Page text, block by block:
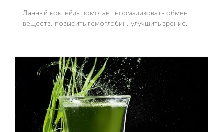
Данный коктейль помогает нормализовать обмен
веществ, повысить гемоглобин, улучшить зрение.
Подробнее